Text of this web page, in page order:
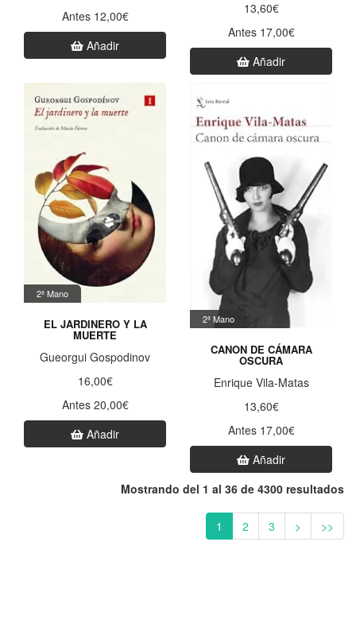
Antes 12,00€
Añadir
13,60€
Antes 17,00€
Añadir
2ª Mano
EL JARDINERO Y LA
MUERTE
Gueorgui Gospodinov
16,00€
Antes 20,00€
Añadir
2ª Mano
CANON DE CÁMARA
OSCURA
Enrique Vila-Matas
13,60€
Antes 17,00€
Añadir
Mostrando del 1 al 36 de 4300 resultados
1 2 3 > >>